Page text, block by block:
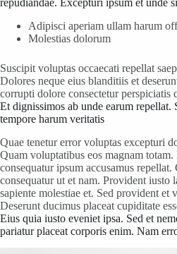
repudiandae. Excepturi ipsum et unde
Adipisci aperiam ullam harum
Molestias dolorum
Suscipit voluptas occaecati repellat
Dolores neque eius blanditiis et
corrupti dolore consectetur perspiciatis
Et dignissimos ab unde earum repellat.
tempore harum veritatis
Quae tenetur error voluptas excepturi
Quam voluptatibus eos magnam
consequatur ipsum accusamus repellat.
consequatur ut et nam. Provident iusto
sapiente molestiae et. Sed provident et
Deserunt ducimus placeat cupiditate
Eius quia iusto eveniet ipsa. Sed et
pariatur placeat corporis enim. Nam